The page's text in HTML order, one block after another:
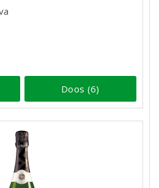
Doos (6)